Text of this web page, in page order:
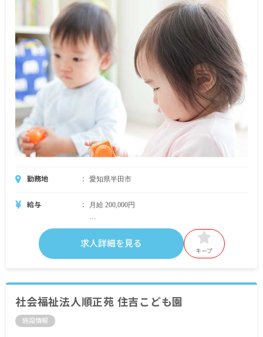
勤務地 愛知県半田市
給与 月給 200,000円
・月給内訳
185,000円
職能手当 5,000円
交通費実費支給（上限あり） 月額 23,000円
求人詳細を見る
キープ
社会福祉法人順正苑 住吉こども園
施設情報